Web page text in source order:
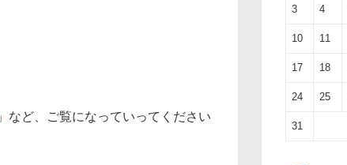
」など、ご覧になっていってください
3 4
10 11
17 18
24 25
31